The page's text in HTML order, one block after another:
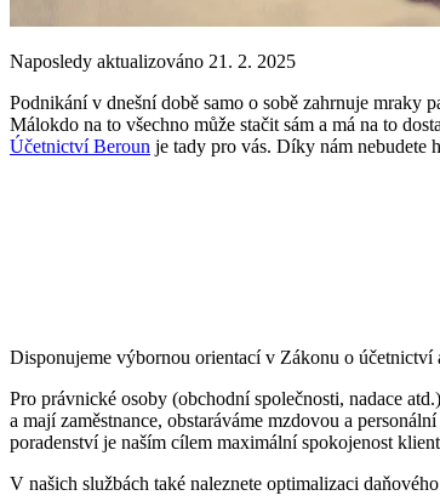
Naposledy aktualizováno 21. 2. 2025
Podnikání v dnešní době samo o sobě zahrnuje mraky
Málokdo na to všechno může stačit sám a má na to
Účetnictví Beroun je tady pro vás. Díky nám nebudete
Disponujeme výbornou orientací v Zákonu o účetnictví
Pro právnické osoby (obchodní společnosti, nadace
a mají zaměstnance, obstaráváme mzdovou a
poradenství je naším cílem maximální spokojenost
V našich službách také naleznete optimalizaci